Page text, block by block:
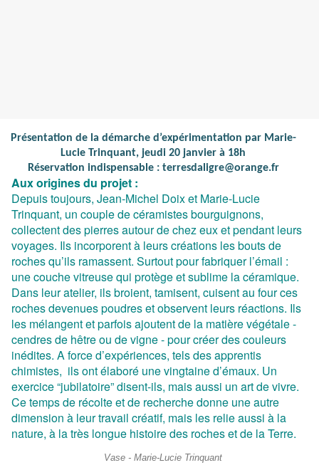
Présentation de la démarche d’expérimentation par Marie-
Lucie Trinquant, jeudi 20 janvier à 18h
Réservation indispensable : terresdaligre@orange.fr
Aux origines du projet :
Depuis toujours, Jean-Michel Doix et Marie-Lucie
Trinquant, un couple de céramistes bourguignons,
collectent des pierres autour de chez eux et pendant leurs
voyages. Ils incorporent à leurs créations les bouts de
roches qu’ils ramassent. Surtout pour fabriquer l’émail :
une couche vitreuse qui protège et sublime la céramique.
Dans leur atelier, ils broient, tamisent, cuisent au four ces
roches devenues poudres et observent leurs réactions. Ils
les mélangent et parfois ajoutent de la matière végétale -
cendres de hêtre ou de vigne - pour créer des couleurs
inédites. A force d’expériences, tels des apprentis
chimistes, ils ont élaboré une vingtaine d’émaux. Un
exercice “jubilatoire” disent-ils, mais aussi un art de vivre.
Ce temps de récolte et de recherche donne une autre
dimension à leur travail créatif, mais les relie aussi à la
nature, à la très longue histoire des roches et de la Terre.
Vase - Marie-Lucie Trinquant